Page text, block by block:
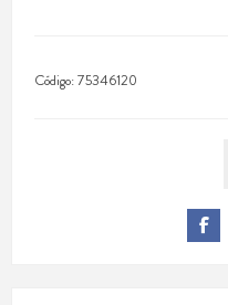
Código:75346120